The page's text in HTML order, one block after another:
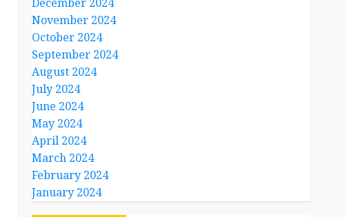
November 2024
October 2024
September 2024
August 2024
July 2024
June 2024
May 2024
April 2024
March 2024
February 2024
January 2024